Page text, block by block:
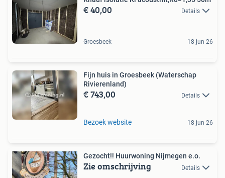
€ 40,00 Details
Groesbeek 18 jun 26
Fijn huis in Groesbeek (Waterschap
Rivierenland)
€ 743,00 Details
Bezoek website 18 jun 26
Gezocht!! Huurwoning Nijmegen e.o.
Zie omschrijving Details